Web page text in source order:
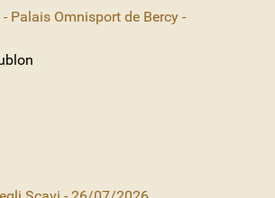
Palais Omnisport de Bercy -